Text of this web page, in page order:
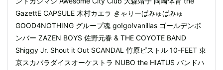
GazettE CAPSULE 木村カエラ きゃりーぱみゅぱみゅ
GOOD4NOTHING グループ魂 go!go!vanillas ゴールデンボ
ンバー ZAZEN BOYS 佐野元春 & THE COYOTE BAND
Shiggy Jr. Shout it Out SCANDAL 竹原ピストル 10-FEET 東
京スカパラダイスオーケストラ NUBO the HIATUS バンドハ